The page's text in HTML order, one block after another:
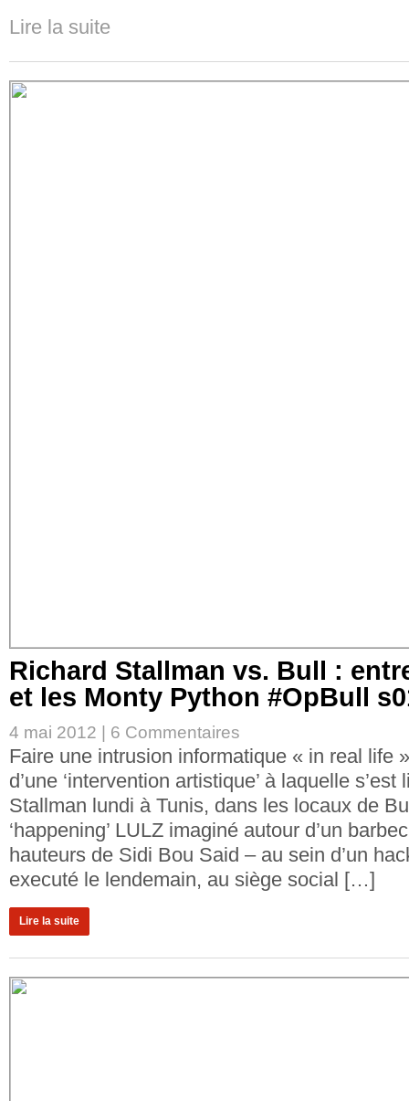
Lire la suite
Richard Stallman vs. Bull :
et les Monty Python #OpBull
4 mai 2012 | 6 Commentaires
Faire une intrusion informatique « in real life
d’une ‘intervention artistique’ à laquelle s’est
Stallman lundi à Tunis, dans les locaux de
‘happening’ LULZ imaginé autour d’un
hauteurs de Sidi Bou Said – au sein d’un
executé le lendemain, au siège social […]
Lire la suite